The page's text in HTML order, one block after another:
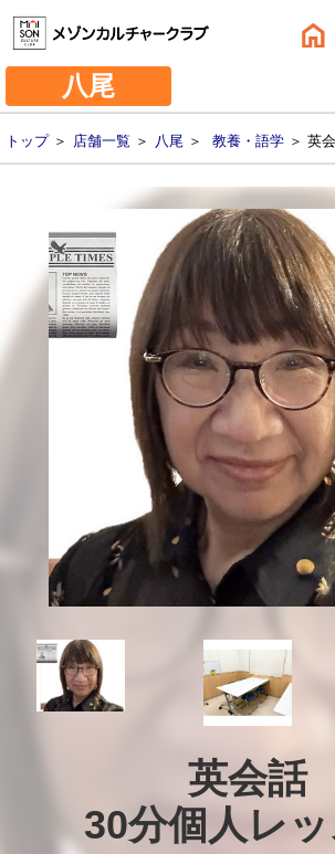
八尾
トップ＞ 店舗一覧 ＞ 八尾 ＞ 教養・語学 ＞ 英
英会話
30分個人レ